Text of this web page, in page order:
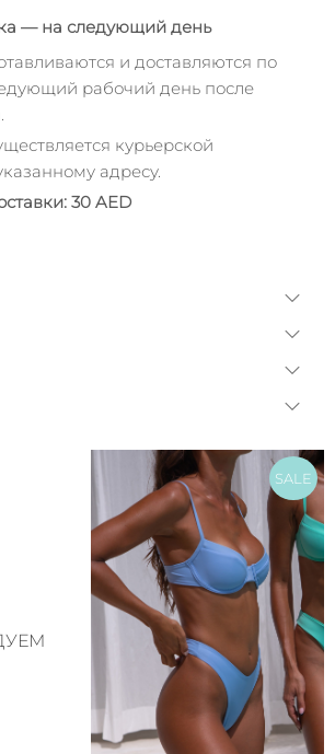
— на следующий день
и доставляются по
рабочий день после
курьерской
адресу.
30 AED
SALE